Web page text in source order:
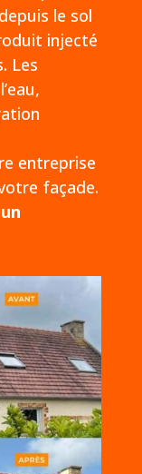
le sol
injecté
Les
entreprise
façade.